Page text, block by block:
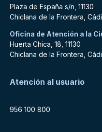
Plaza de España s/n, 11130
Chiclana de la Frontera,
Oficina de Atención a la
Huerta Chica, 18, 11130
Chiclana de la Frontera,
Atención al usuario
956 100 800